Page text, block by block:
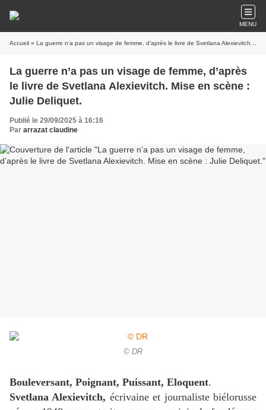
MENU
Accueil » La guerre n’a pas un visage de femme, d’après le livre de Svetlana Alexievitch. Mise en scène : Julie Deliquet.
La guerre n’a pas un visage de femme, d’après
le livre de Svetlana Alexievitch. Mise en scène :
Julie Deliquet.
Publié le 29/09/2025 à 16:16
Par arrazat claudine
© DR
Bouleversant, Poignant, Puissant, Eloquent.
Svetlana Alexievitch, écrivaine et journaliste biélorusse